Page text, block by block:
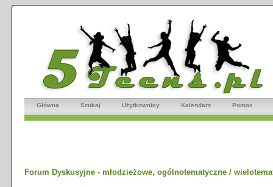
Główna Szukaj Użytkownicy Kalendarz Pomoc
Forum Dyskusyjne - młodzieżowe, ogólnotematyczne /